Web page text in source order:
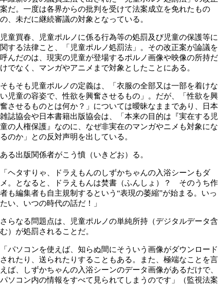
案だ。一度は各界からの批判を受けて法案成立を免れたもの
の、未だに継続審議の対象となっている。
児童買春、児童ポルノに係る行為等の処罰及び児童の保護等に
関する法律こと、「児童ポルノ処罰法」。その改正案が論議を
呼んだのは、現実の児童が登場するポルノ画像や映像の所持だ
けでなく、マンガやアニメまで対象としたことにある。
そもそも児童ポルノの定義は、「衣服の全部又は一部を着けな
い児童の容姿で、性欲を興奮させるもの」。だが、「性欲を興
奮させるものとは何か？」については曖昧なままであり、日本
雑誌協会や日本書籍出版協会は、「本来の目的は『実在する児
童の人権保護』なのに、なぜ非実在のマンガやニメも対象にな
るのか」との反対声明を出している。
ある出版関係者がこう憤（いきどお）る。
「ヘタすりゃ、ドラえもんのしずかちゃんの入浴シーンもダ
メ。となると、ドラえもんは焚書（ふんしょ）？ そのうち作
者も編集者も自主規制するという“表現の萎縮”が始まる。いっ
たい、いつの時代の話だ！」
さらなる問題点は、児童ポルノの単純所持（デジタルデータ含
む）が処罰されることだ。
「パソコンを使えば、知らぬ間にそういう画像がダウンロード
されたり、送られたりすることもある。また、極端なことを言
えば、しずかちゃんの入浴シーンのデータ画像があるだけで、
パソコン内の情報をすべて見られてしまうのです」（監視法案